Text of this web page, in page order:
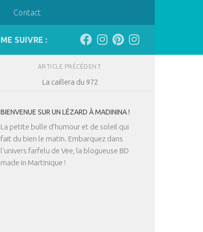
Contact
ME SUIVRE :
ARTICLE PRÉCÉDENT
La caillera du 972
BIENVENUE SUR UN LÉZARD À MADININA !
La petite bulle d’humour et de soleil qui
fait du bien le matin. Embarquez dans
l'univers farfelu de Vee, la blogueuse BD
made in Martinique !